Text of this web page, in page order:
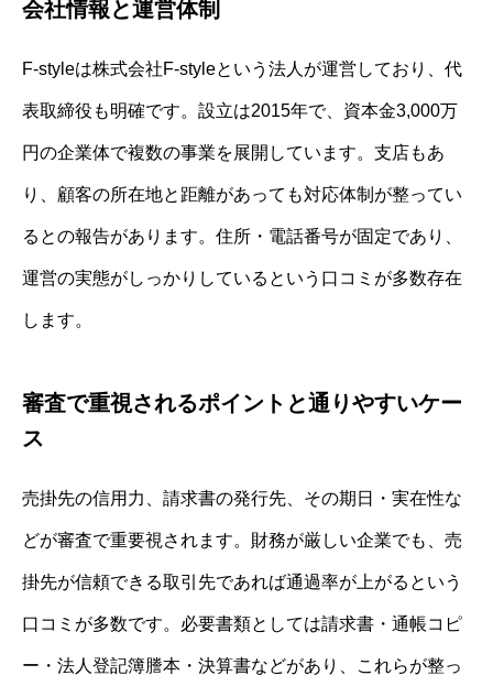
会社情報と運営体制
F-styleは株式会社F-styleという法人が運営しており、代
表取締役も明確です。設立は2015年で、資本金3,000万
円の企業体で複数の事業を展開しています。支店もあ
り、顧客の所在地と距離があっても対応体制が整ってい
るとの報告があります。住所・電話番号が固定であり、
運営の実態がしっかりしているという口コミが多数存在
します。
審査で重視されるポイントと通りやすいケー
ス
売掛先の信用力、請求書の発行先、その期日・実在性な
どが審査で重要視されます。財務が厳しい企業でも、売
掛先が信頼できる取引先であれば通過率が上がるという
口コミが多数です。必要書類としては請求書・通帳コピ
ー・法人登記簿謄本・決算書などがあり、これらが整っ